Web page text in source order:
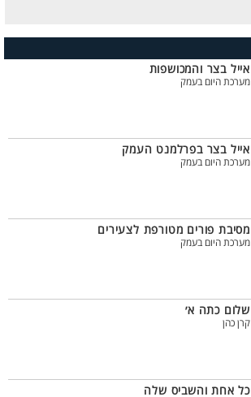
אייל בצר והמכושפות
מערכת היום בעמק
אייל בצר בפרלמנט העמק
מערכת היום בעמק
מסיבת פורים מטורפת לצעירים
מערכת היום בעמק
שלום כתה א׳
קרן כהן
כל אחת והשביס שלה